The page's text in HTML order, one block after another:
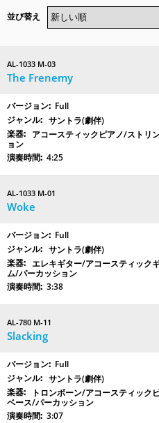
並び替え
AL-1033 M-03
The Frenemy
Full
サントラ(劇伴)
アコースティックピアノ/ストリ
ョン
4:25
AL-1033 M-01
Woke
Full
サントラ(劇伴)
エレキギター/アコースティック
ム/パーカッション
3:38
AL-780 M-11
Slacking
Full
サントラ(劇伴)
トロンボーン/アコースティック
ベース/パーカッション
3:07